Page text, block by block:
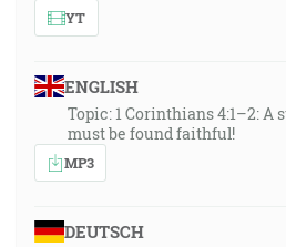
YT
ENGLISH
Topic: 1 Corinthians 4:1–2: A
must be found faithful!
MP3
DEUTSCH